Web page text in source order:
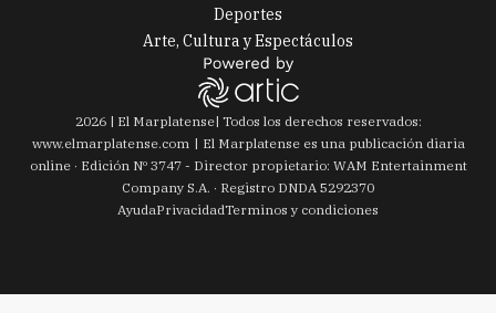
Deportes
Arte, Cultura y Espectáculos
2026| El Marplatense| Todos los derechos reservados:
www.elmarplatense.com
El Marplatense es una publicación diaria
online · Edición Nº 3747- Director propietario: WAM Entertainment
Company S.A. · Registro DNDA 5292370
AyudaPrivacidadTerminos y condiciones